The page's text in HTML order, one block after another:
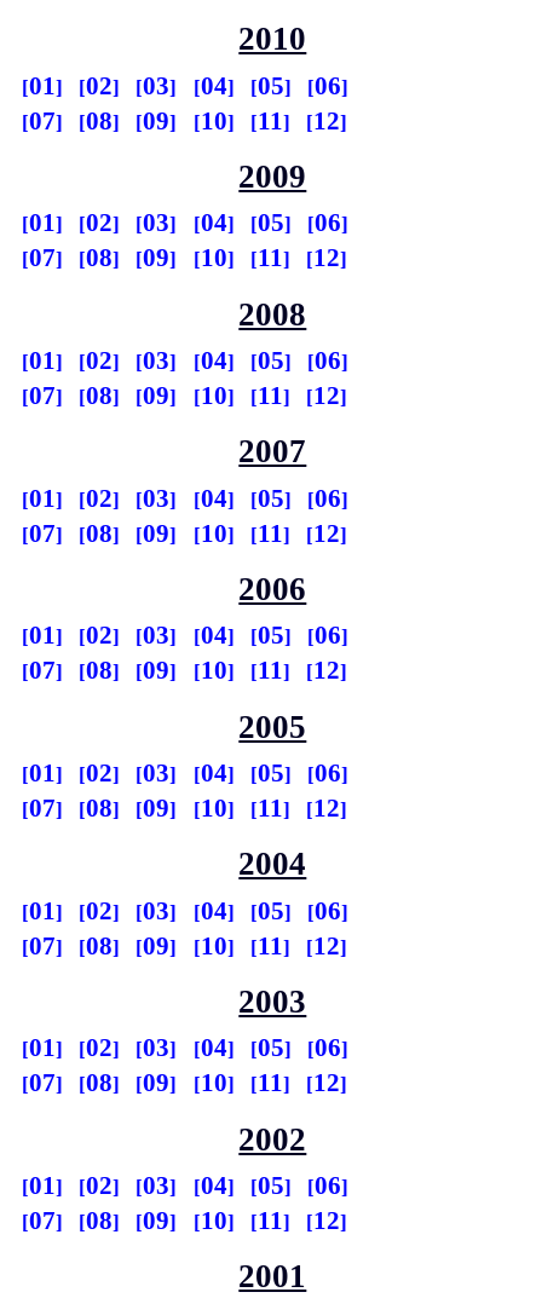
2010
01 02 03 04 05
06
07
08 09 10 11 12
2009
01 02 03 04 05
06
07
08 09 10 11 12
2008
01 02 03 04 05
06
07
08 09 10 11 12
2007
01 02 03 04 05
06
07
08 09 10 11 12
2006
01 02 03 04 05
06
07
08 09 10 11 12
2005
01 02 03 04 05
06
07
08 09 10 11 12
2004
01 02 03 04 05
06
07
08 09 10 11 12
2003
01 02 03 04 05
06
07
08 09 10 11 12
2002
01 02 03 04 05
06
07
08 09 10 11 12
2001